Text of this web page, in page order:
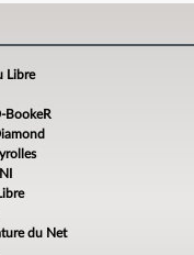
Libre
BookeR
du Net